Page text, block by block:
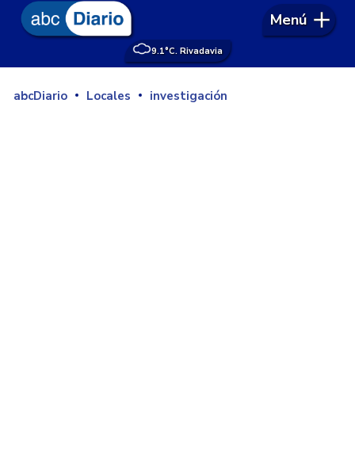
9.1°C. Rivadavia
Menú
abcDiario Locales investigación